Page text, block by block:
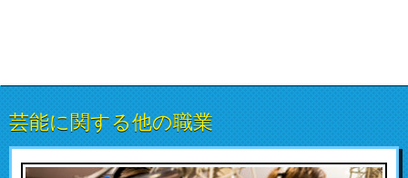
芸能に関する他の職業